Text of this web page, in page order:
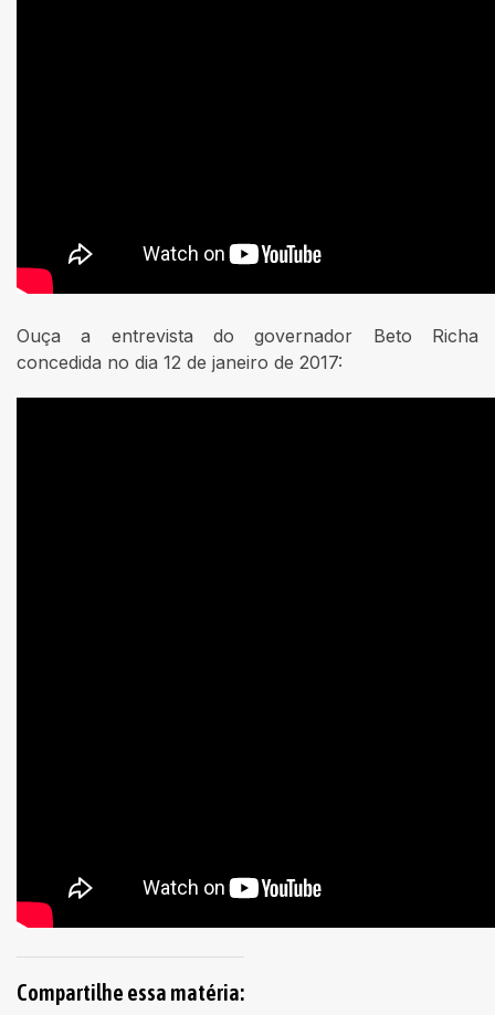
Ouça a entrevista do governador Beto Richa
concedida no dia 12 de janeiro de 2017:
Compartilhe essa matéria: